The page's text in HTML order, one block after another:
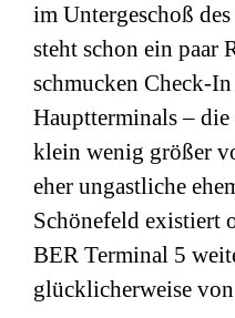
im Untergeschoß
steht schon ein paar
schmucken Check-
Hauptterminals –
klein wenig größer
eher ungastliche
Schönefeld existiert
BER Terminal 5
glücklicherweise